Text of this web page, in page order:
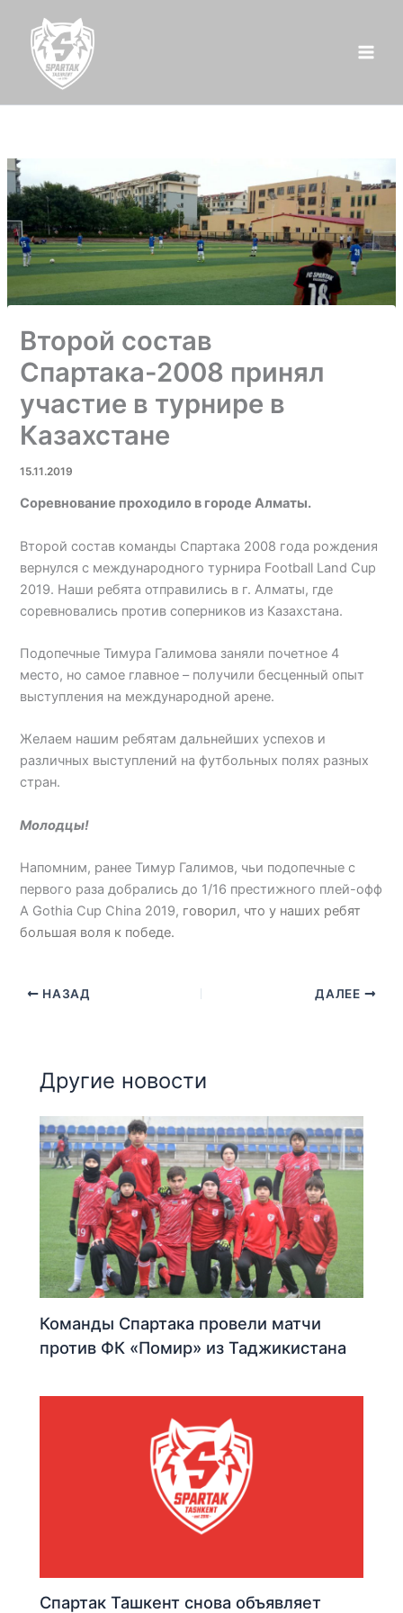
содержимому
Второй состав
Спартака-2008 принял
участие в турнире в
Казахстане
15.11.2019
Соревнование проходило в городе Алматы.
Второй состав команды Спартака 2008 года рождения
вернулся с международного турнира Football Land Cup
2019. Наши ребята отправились в г. Алматы, где
соревновались против соперников из Казахстана.
Подопечные Тимура Галимова заняли почетное 4
место, но самое главное – получили бесценный опыт
выступления на международной арене.
Желаем нашим ребятам дальнейших успехов и
различных выступлений на футбольных полях разных
стран.
Молодцы!
Напомним, ранее Тимур Галимов, чьи подопечные с
первого раза добрались до 1/16 престижного плей-офф
А Gothia Cup China 2019, говорил, что у наших ребят
большая воля к победе.
НАЗАД ДАЛЕЕ
Другие новости
Команды Спартака провели матчи
против ФК «Помир» из Таджикистана
Спартак Ташкент снова объявляет